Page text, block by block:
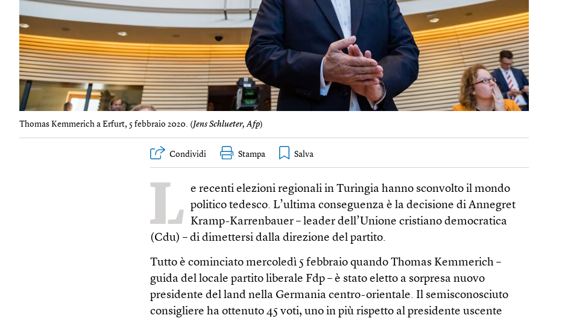
Thomas Kemmerich a Erfurt, 5 febbraio 2020. (Jens Schlueter, Afp)
Condividi Stampa
L e recenti elezioni regionali in Turingia hanno sconvolto il mondo
politico tedesco. L’ultima conseguenza è la decisione di Annegret
Kramp-Karrenbauer – leader dell’Unione cristiano democratica
(Cdu) – di dimettersi dalla direzione del partito.
Tutto è cominciato mercoledì 5 febbraio quando Thomas Kemmerich –
guida del locale partito liberale Fdp – è stato eletto a sorpresa nuovo
presidente del land nella Germania centro-orientale. Il semisconosciuto
consigliere ha ottenuto 45 voti, uno in più rispetto al presidente uscente